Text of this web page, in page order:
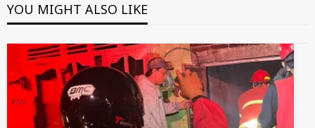
YOU MIGHT ALSO LIKE